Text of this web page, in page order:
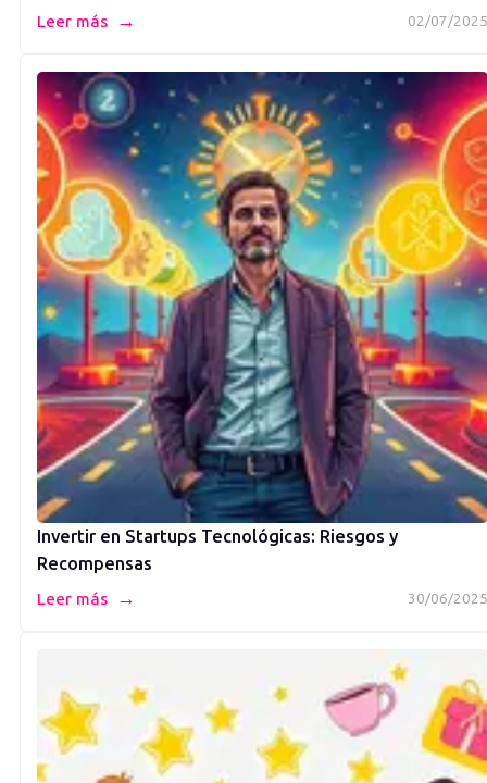
02/07/2025
Leer más →
Invertir en Startups Tecnológicas: Riesgos y
Recompensas
30/06/2025
Leer más →